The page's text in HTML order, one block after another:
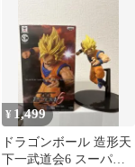
¥ 1,499
ドラゴンボール 造形天
下一武道会6 スーパー